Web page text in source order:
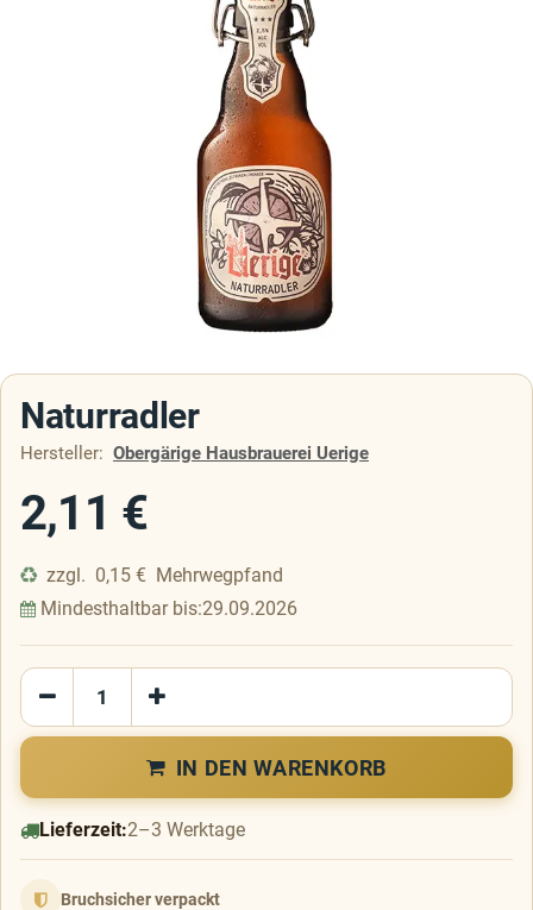
Naturradler
Hersteller: Obergärige Hausbrauerei Uerige
2,11 €
zzgl. 0,15 € Mehrwegpfand
Mindesthaltbar bis:29.09.2026
IN DEN WARENKORB
Lieferzeit:2–3 Werktage
Bruchsicher verpackt